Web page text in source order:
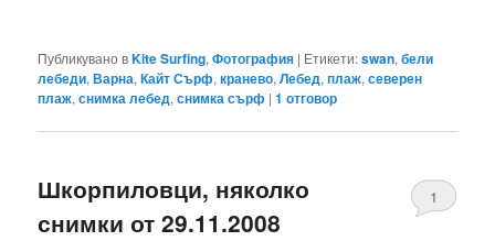
Публикувано вKite Surfing,Фотография | Етикети:swan,бели
лебеди,Варна,Кайт Сърф,кранево,Лебед,плаж,северен
плаж,снимка лебед,снимка сърф |1 отговор
Шкорпиловци, няколко
снимки от 29.11.2008
1